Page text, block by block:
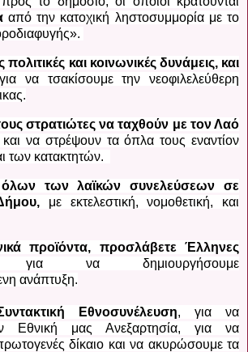
από την κατοχική ληστοσυμμορία με το
και κοινωνικές δυνάμεις, και
να τσακίσουμε την νεοφιλελεύθερη
στρατιώτες να ταχθούν με τον Λαό
να στρέψουν τα όπλα τους εναντίον
των κατακτητών.
όλων των λαϊκών συνελεύσεων σε
με εκτελεστική, νομοθετική, και
προϊόντα, προσλάβετε Έλληνες
να δημιουργήσουμε
ανάπτυξη.
Εθνοσυνέλευση, για να
Εθνική μας Ανεξαρτησία, για να
δίκαιο και να ακυρώσουμε τα